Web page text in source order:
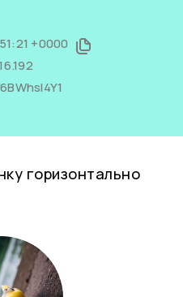
+0000
горизонтально